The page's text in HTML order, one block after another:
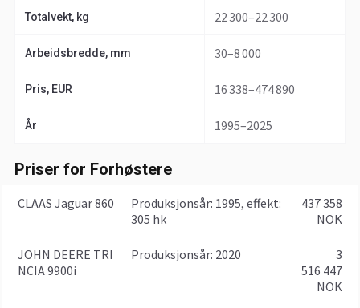
Totalvekt, kg 22 300–22 300
Arbeidsbredde, mm 30–8 000
Pris, EUR 16 338–474 890
År 1995–2025
Priser for Forhøstere
CLAAS Jaguar 860
produksjonsår: 1995, effekt:
305 hk
437 358
NOK
JOHN DEERE TRI
NCIA 9900i
produksjonsår: 2020
3
516 447
NOK